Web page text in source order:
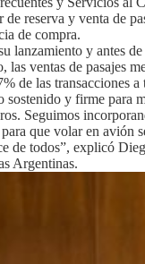
reserva y venta de
de compra.
lanzamiento y antes
las ventas de pasajes
de las transacciones a
sostenido y firme para
Seguimos
que volar en avión
de todos”, explicó
Argentinas.